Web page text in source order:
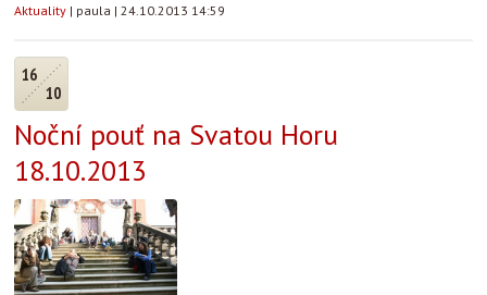
Aktuality | paula | 24.10.2013 14:59
16
10
Noční pouť na Svatou Horu
18.10.2013